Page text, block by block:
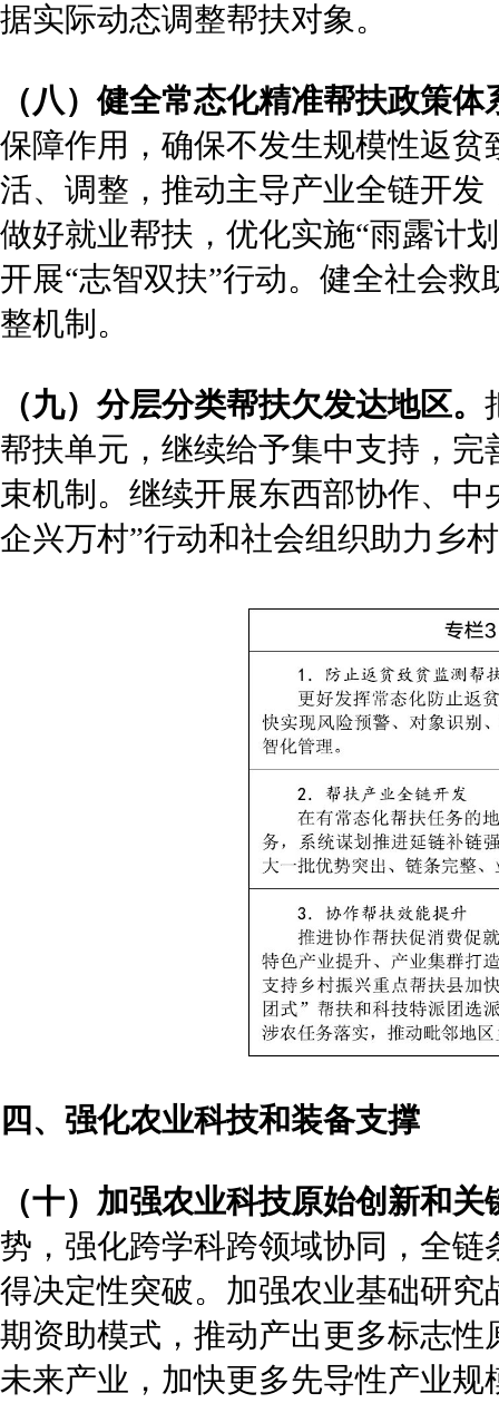
据实际动态调整帮扶对象。
（八）健全常态化精准帮扶政策体
保障作用，确保不发生规模性返
活、调整，推动主导产业全链开
做好就业帮扶，优化实施“雨露计
开展“志智双扶”行动。健全社会
整机制。
（九）分层分类帮扶欠发达地区。
帮扶单元，继续给予集中支持，
束机制。继续开展东西部协作、
企兴万村”行动和社会组织助力乡
四、强化农业科技和装备支撑
（十）加强农业科技原始创新和
势，强化跨学科跨领域协同，全
得决定性突破。加强农业基础研
期资助模式，推动产出更多标志
未来产业，加快更多先导性产业规